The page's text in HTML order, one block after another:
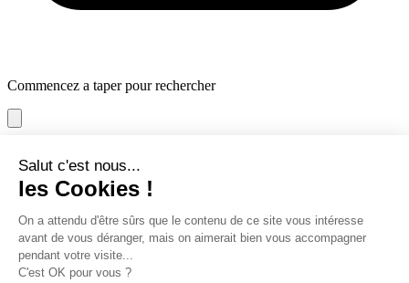
Commencez a taper pour rechercher
maternité
Patient chirurgie
prendre
rendez-vous